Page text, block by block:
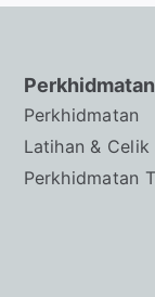
Perkhidmatan
Perkhidmatan
Latihan & Celik
Perkhidmatan